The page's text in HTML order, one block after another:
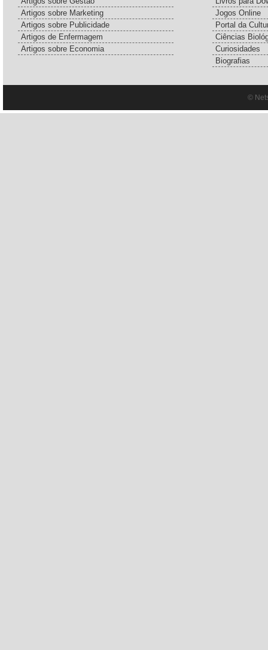
Artigos sobre Marketing
Artigos sobre Publicidade
Artigos de Enfermagem
Artigos sobre Economia
Jogos Online
Portal da
Ciências
Curiosidades
Biografias
©